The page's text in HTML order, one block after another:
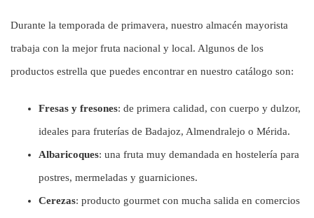
Durante la temporada de primavera, nuestro almacén mayorista
trabaja con la mejor fruta nacional y local. Algunos de los
productos estrella que puedes encontrar en nuestro catálogo son:
Fresas y fresones: de primera calidad, con cuerpo y dulzor,
ideales para fruterías de Badajoz, Almendralejo o Mérida.
Albaricoques: una fruta muy demandada en hostelería para
postres, mermeladas y guarniciones.
Cerezas: producto gourmet con mucha salida en comercios